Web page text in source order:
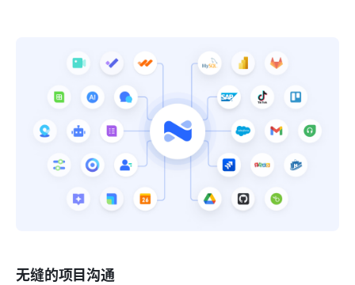
无缝的项目沟通